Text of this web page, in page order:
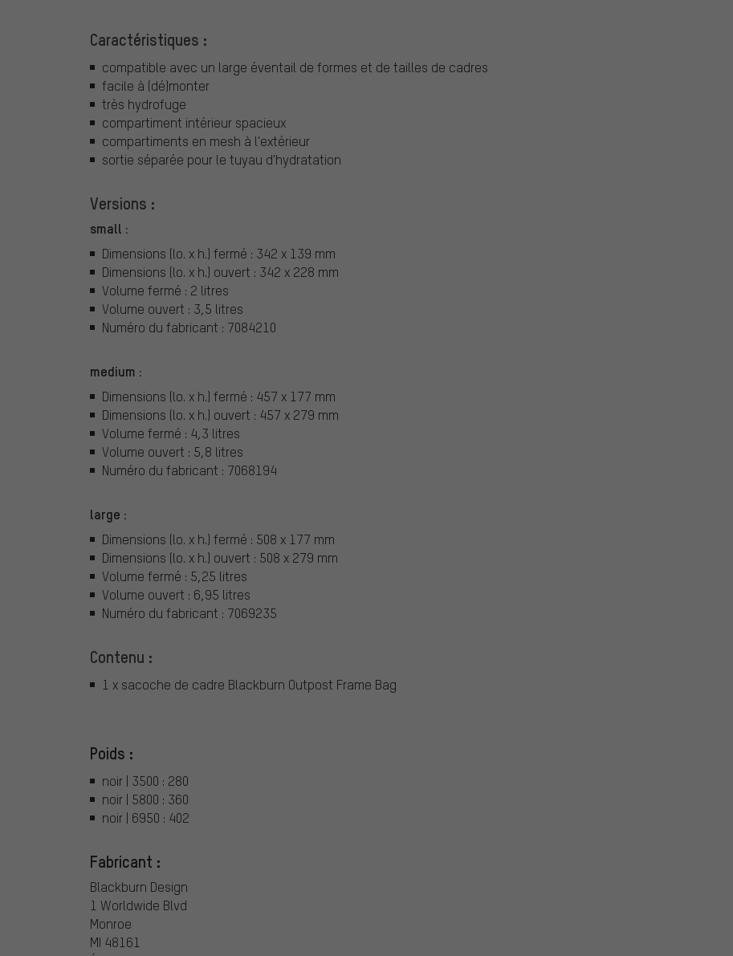
Caractéristiques :
compatible avec un large éventail de formes et de tailles de cadres
facile à (dé)monter
très hydrofuge
compartiment intérieur spacieux
compartiments en mesh à l'extérieur
sortie séparée pour le tuyau d'hydratation
Versions :
small :
Dimensions (lo. x h.) fermé : 342 x 139 mm
Dimensions (lo. x h.) ouvert : 342 x 228 mm
Volume fermé : 2 litres
Volume ouvert : 3,5 litres
Numéro du fabricant : 7084210
medium :
Dimensions (lo. x h.) fermé : 457 x 177 mm
Dimensions (lo. x h.) ouvert : 457 x 279 mm
Volume fermé : 4,3 litres
Volume ouvert : 5,8 litres
Numéro du fabricant : 7068194
large :
Dimensions (lo. x h.) fermé : 508 x 177 mm
Dimensions (lo. x h.) ouvert : 508 x 279 mm
Volume fermé : 5,25 litres
Volume ouvert : 6,95 litres
Numéro du fabricant : 7069235
Contenu :
1 x sacoche de cadre Blackburn Outpost Frame Bag
Poids :
noir | 3500 : 280
noir | 5800 : 360
noir | 6950 : 402
Fabricant :
Blackburn Design
1 Worldwide Blvd
Monroe
MI 48161